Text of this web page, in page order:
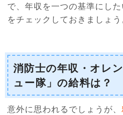
で、年収を一つの基準にし
をチェックしておきましょう
消防士の年収・オレ
ュー隊」の給料は？
意外に思われるでしょうが、